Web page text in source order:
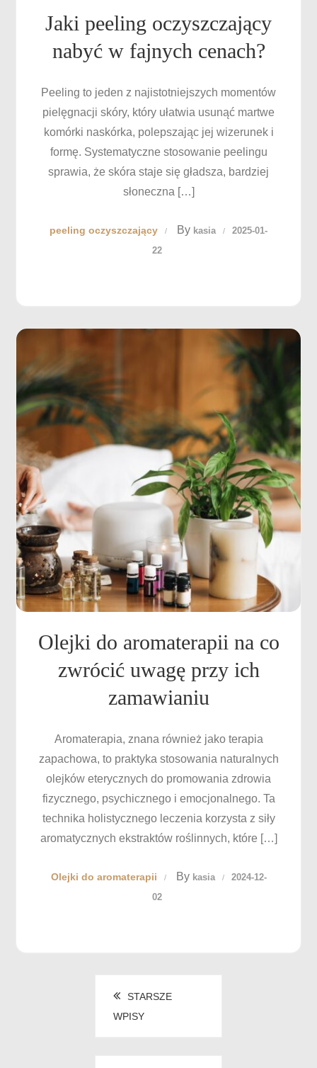
Jaki peeling oczyszczający
nabyć w fajnych cenach?
Peeling to jeden z najistotniejszych momentów
pielęgnacji skóry, który ułatwia usunąć martwe
komórki naskórka, polepszając jej wizerunek i
formę. Systematyczne stosowanie peelingu
sprawia, że skóra staje się gładsza, bardziej
słoneczna […]
peeling oczyszczający By kasia
2025-01-
22
Olejki do aromaterapii na co
zwrócić uwagę przy ich
zamawianiu
Aromaterapia, znana również jako terapia
zapachowa, to praktyka stosowania naturalnych
olejków eterycznych do promowania zdrowia
fizycznego, psychicznego i emocjonalnego. Ta
technika holistycznego leczenia korzysta z siły
aromatycznych ekstraktów roślinnych, które […]
Olejki do aromaterapii By kasia
2024-12-
02
NawigacjaSTARSZE
WPISY